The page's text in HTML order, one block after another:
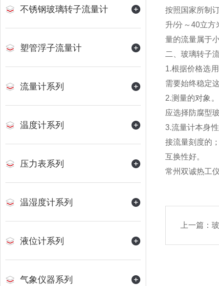
不锈钢玻璃转子流量计
塑管浮子流量计
流量计系列
温度计系列
压力表系列
温湿度计系列
液位计系列
气象仪器系列
按照国家所制
升/分～40立方
量的流量属于
二、玻璃转子
1.根据价格选
需要始终稳定
2.测量的对象
应选择防腐型
3.流量计本身
接流量刻度的
互换性好。
常州双诚热工
上一篇：